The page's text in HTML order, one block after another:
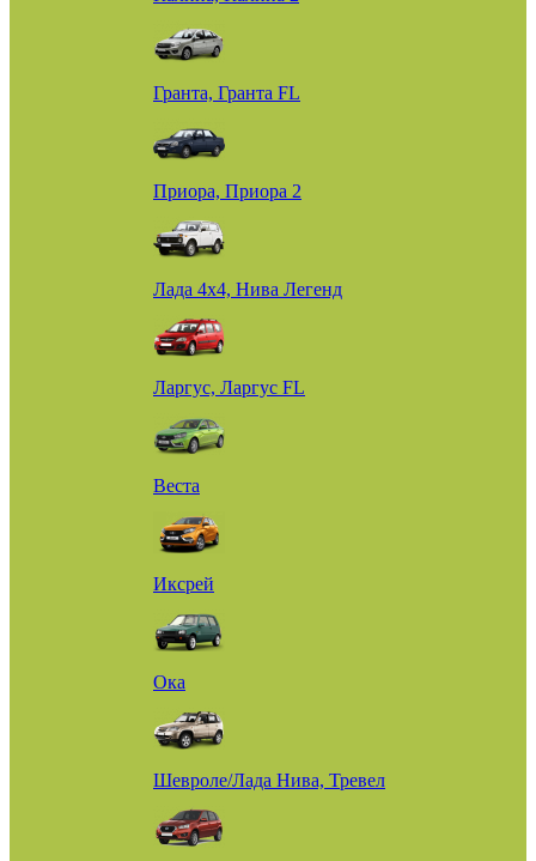
Гранта, Гранта FL
Приора, Приора 2
Лада 4х4, Нива Легенд
Ларгус, Ларгус FL
Веста
Иксрей
Ока
Шевроле/Лада Нива, Тревел